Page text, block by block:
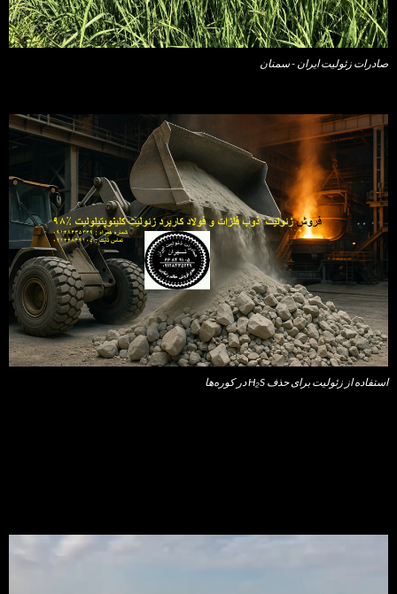
صادرات زئولیت ایران - سمنان
استفاده از زئولیت برای حذف H₂S در کوره‌ها